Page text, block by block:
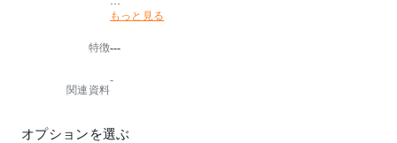
日本のインテリアにも取り入れやすいコンパクトなサ
デザイナーであるコンスタンチン・グルチッチの「気
ルかつ存在感を与えてくれます。
もっと見る
特徴---
関連資料
-
オプションを選ぶ